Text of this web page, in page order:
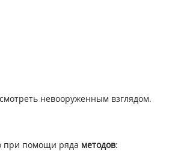
невооруженным взглядом.
при помощи ряда методов: